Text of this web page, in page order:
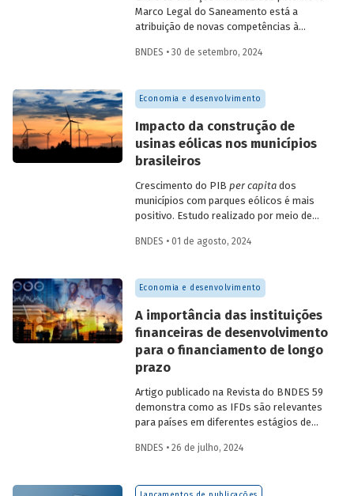
Marco Legal do Saneamento está a
atribuição de novas competências à
Básico (ANA) para regularização do setor.
desafios desse percurso e a importância
de superá-los.
BNDES • 30 de setembro, 2024
Economia e desenvolvimento
Impacto da construção de
usinas eólicas nos municípios
brasileiros
Crescimento do PIB per capitados
municípios com parques eólicos é mais
positivo. Estudo realizado por meio de
resultados mais significativos dois a três
dispersão posterior.
BNDES • 01 de agosto, 2024
Economia e desenvolvimento
A importância das instituições
financeiras de desenvolvimento
para o financiamento de longo
prazo
Artigo publicado na Revista do BNDES 59
demonstra como as IFDs são relevantes
para países em diferentes estágios de
de estabilidade quanto nos de crise
para o desenvolvimento sustentável.
BNDES • 26 de julho, 2024